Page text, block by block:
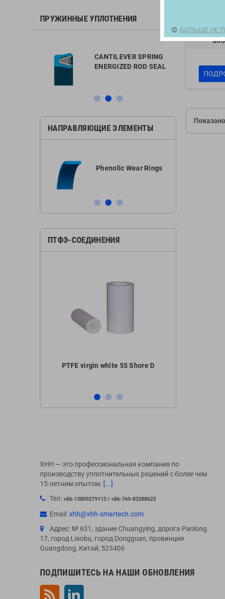
ПРУЖИННЫЕ УПЛОТНЕНИЯ
CANTILEVER SPRING
ENERGIZED ROD SEAL
НАПРАВЛЯЮЩИЕ ЭЛЕМЕНТЫ
Phenolic Wear Rings
ПТФЭ-СОЕДИНЕНИЯ
PTFE virgin white 55 Shore D
PTFE
XHH — это профессиональная компания по
производству уплотнительных решений с более чем
15-летним опытом. [...]
Тел: +86-13809279113 / +86-769-83288623
Email:xhh@xhh-smartech.com
Адрес: № 631, здание Chuangying, дорога Panlong
17, город Liaobu, город Dongguan, провинция
Guangdong, Китай, 523406
ПОДПИШИТЕСЬ НА НАШИ ОБНОВЛЕНИЯ
Rss
БОЛЬШЕ НЕ